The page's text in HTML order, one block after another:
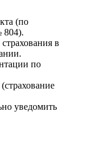
(по
804).
в
по
уведомить